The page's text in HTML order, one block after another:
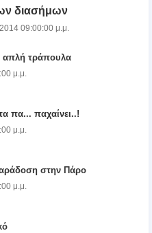
διασήμων
09:00:00 μ.μ.
απλή τράπουλα
μ.μ.
πα... παχαίνει..!
μ.μ.
στην Πάρο
μ.μ.